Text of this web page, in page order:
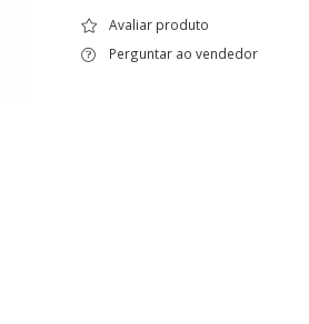
Avaliar produto
Perguntar ao vendedor